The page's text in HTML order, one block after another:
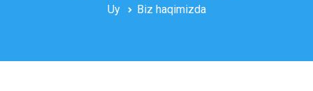
Uy Biz haqimizda